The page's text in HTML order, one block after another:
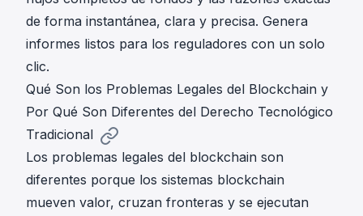
de forma instantánea, clara y precisa. Genera
informes listos para los reguladores con un solo
clic.
Qué Son los Problemas Legales del Blockchain y
Por Qué Son Diferentes del Derecho Tecnológico
Tradicional
Los problemas legales del blockchain son
diferentes porque los sistemas blockchain
mueven valor, cruzan fronteras y se ejecutan